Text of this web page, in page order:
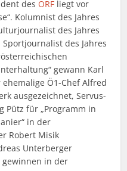
des ORF liegt vor
Kolumnist des Jahres
des Jahres
Sportjournalist des Jahres
gewann Karl
ehemalige Ö1-Chef Alfred
ausgezeichnet, Servus-
Pütz für „Programm in
in der
Robert Misik
Unterberger
gewinnen in der